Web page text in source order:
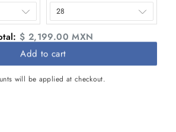
$ 2,199.00 MXN
Add to cart
will be applied at checkout.